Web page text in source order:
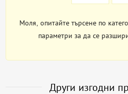
Моля, опитайте търсене по
параметри за да се
Други изгодни